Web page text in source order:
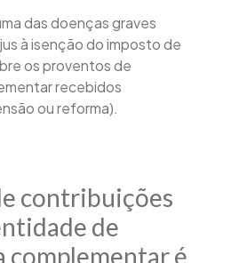
das doenças graves
à isenção do imposto de
os proventos de
recebidos
ou reforma).
contribuições
de
complementar é